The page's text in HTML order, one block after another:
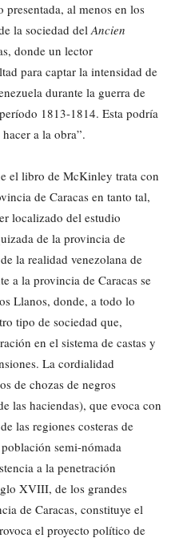
al menos en los
la sociedad delAncien
donde un lector
para captar la intensidad de
durante la guerra de
1813-1814. Esta podría
a la obra”.
el libro de McKinley trata con
de Caracas en tanto tal,
localizado del estudio
de la provincia de
la realidad venezolana de
a la provincia de Caracas se
Llanos, donde, a todo lo
tipo de sociedad que,
en el sistema de castas y
La cordialidad
de chozas de negros
las haciendas), que evoca con
las regiones costeras de
semi-nómada
a la penetración
XVIII, de los grandes
de Caracas, constituye el
el proyecto político de